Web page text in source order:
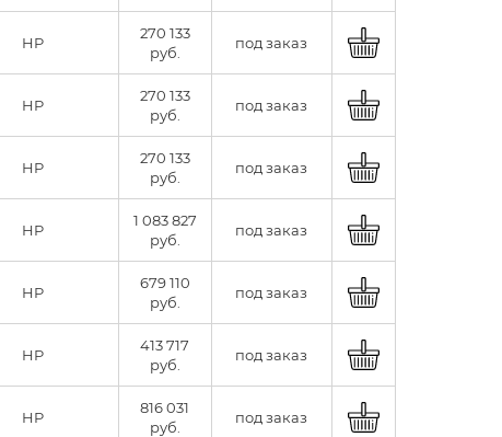
HP
270 133
руб.
под заказ
HP
270 133
руб.
под заказ
HP
270 133
руб.
под заказ
HP
1 083 827
руб.
под заказ
HP
679 110
руб.
под заказ
HP
413 717
руб.
под заказ
HP
816 031
руб.
под заказ